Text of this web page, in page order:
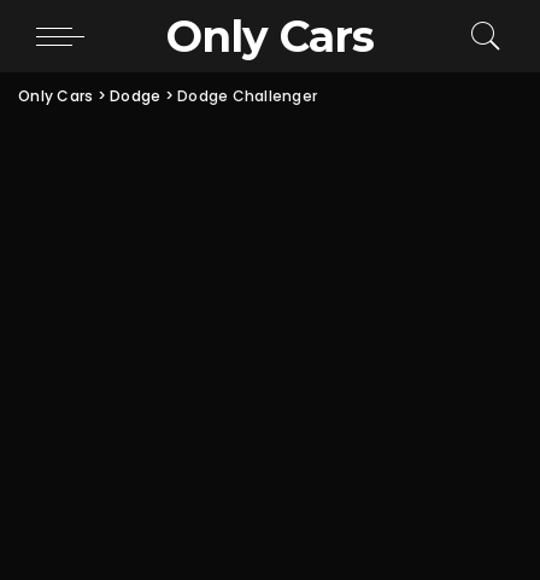
Only Cars
Only Cars >Dodge >Dodge Challenger